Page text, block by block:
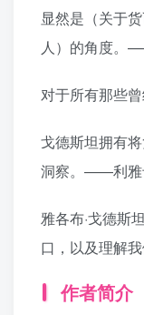
显然是（关于
人）的角度。
对于所有那些
戈德斯坦拥有
洞察。——利雅
雅各布·戈德斯
口，以及理解
作者简介